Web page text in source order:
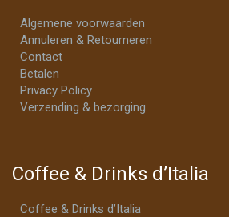
Algemene voorwaarden
Annuleren & Retourneren
Contact
Betalen
Privacy Policy
Verzending & bezorging
Coffee & Drinks d’Italia
Coffee & Drinks d’Italia